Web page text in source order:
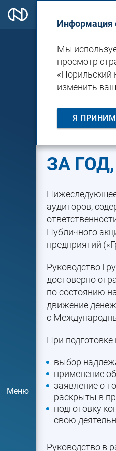
Меню
ЗА
ЗА
Нижеследующее
аудиторов,
Публичного
предприятий
Руководство
достоверно
по состоянию
движение
с
При подготовке
выбор
применение
заявление о
раскрыты в
подготовку
свою
Руководство в
Информация
Мы
просмотр
«Норильский
изменить
Я